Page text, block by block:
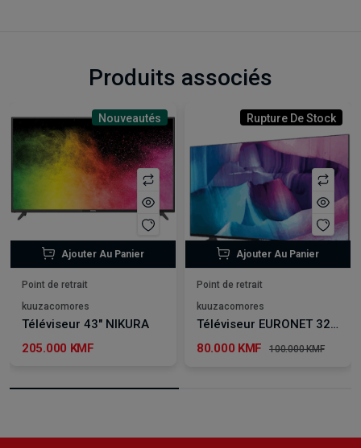
Produits associés
Nouveautés
Ajouter Au Panier
Point de retrait
kuuzacomores
Téléviseur 43" NIKURA
205.000 KMF
Rupture De Stock
Ajouter Au Panier
Point de retrait
kuuzacomores
Téléviseur EURONET 32” SMART
80.000 KMF
100.000 KMF